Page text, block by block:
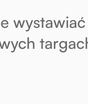
wystawiać